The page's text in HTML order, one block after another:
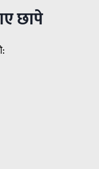
छापे